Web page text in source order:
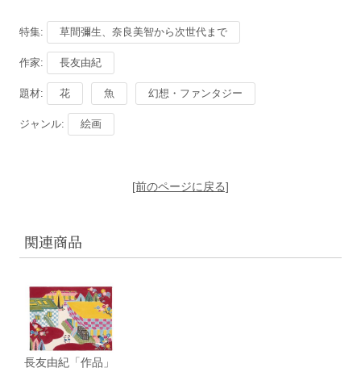
特集: 草間彌生、奈良美智から次世代まで
作家: 長友由紀
題材: 花 魚 幻想・ファンタジー
ジャンル: 絵画
[前のページに戻る]
関連商品
長友由紀「作品」